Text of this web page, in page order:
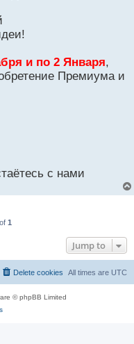
и по 2 Января,
Премиума и
с нами
of 1
Jump to
All times are UTC
Delete cookies
© phpBB Limited